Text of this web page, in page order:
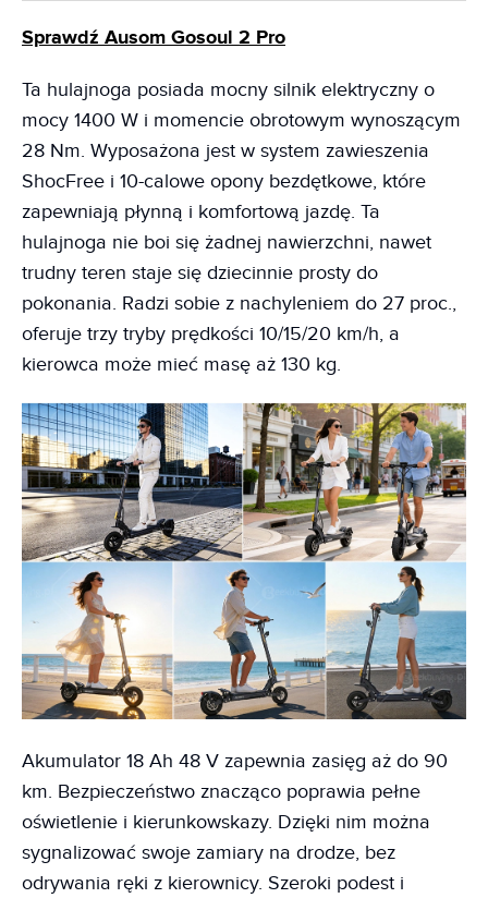
Sprawdź Ausom Gosoul 2 Pro
Ta hulajnoga posiada mocny silnik elektryczny o
mocy 1400 W i momencie obrotowym wynoszącym
28 Nm. Wyposażona jest w system zawieszenia
ShocFree i 10-calowe opony bezdętkowe, które
zapewniają płynną i komfortową jazdę. Ta
hulajnoga nie boi się żadnej nawierzchni, nawet
trudny teren staje się dziecinnie prosty do
pokonania. Radzi sobie z nachyleniem do 27 proc.,
oferuje trzy tryby prędkości 10/15/20 km/h, a
kierowca może mieć masę aż 130 kg.
Akumulator 18 Ah 48 V zapewnia zasięg aż do 90
km. Bezpieczeństwo znacząco poprawia pełne
oświetlenie i kierunkowskazy. Dzięki nim można
sygnalizować swoje zamiary na drodze, bez
odrywania ręki z kierownicy. Szeroki podest i